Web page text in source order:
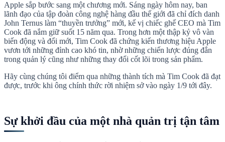
Apple sắp bước sang một chương mới. Sáng ngày hôm nay, ban
lãnh đạo của tập đoàn công nghệ hàng đầu thế giới đã chỉ đích danh
John Ternus làm “thuyền trưởng” mới, kế vị chiếc ghế CEO mà Tim
Cook đã nắm giữ suốt 15 năm qua. Trong hơn một thập kỷ vô vàn
biến động và đổi mới, Tim Cook đã chứng kiến thương hiệu Apple
vươn tới những đỉnh cao khó tin, nhờ những chiến lược đúng đắn
trong quản lý cũng như những thay đổi cốt lõi trong sản phẩm.
Hãy cùng chúng tôi điểm qua những thành tích mà Tim Cook đã đạt
được, trước khi ông chính thức rời nhiệm sở vào ngày 1/9 tới đây.
Sự khởi đầu của một nhà quản trị tận tâm